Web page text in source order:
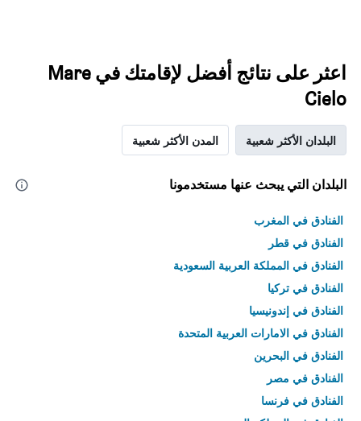
اعثر على نتائج أفضل لإقامتك في Mare
Cielo
البلدان الأكثر شعبية المدن الأكثر شعبية
البلدان التي يبحث عنها مستخدمونا
الفنادق في المغرب
الفنادق في قطر
الفنادق في المملكة العربية السعودية
الفنادق في تركيا
الفنادق في إندونيسيا
الفنادق في الامارات العربية المتحدة
الفنادق في البحرين
الفنادق في مصر
الفنادق في فرنسا